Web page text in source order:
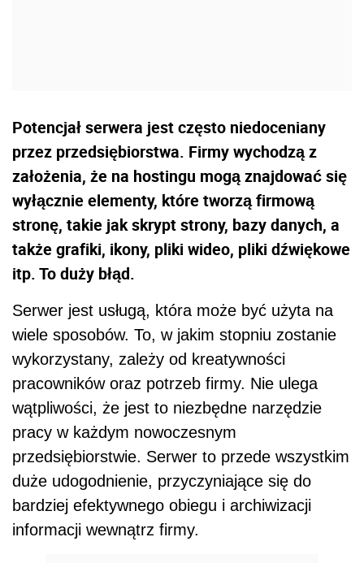
Potencjał serwera jest często niedoceniany
przez przedsiębiorstwa. Firmy wychodzą z
założenia, że na hostingu mogą znajdować się
wyłącznie elementy, które tworzą firmową
stronę, takie jak skrypt strony, bazy danych, a
także grafiki, ikony, pliki wideo, pliki dźwiękowe
itp. To duży błąd.
Serwer jest usługą, która może być użyta na
wiele sposobów. To, w jakim stopniu zostanie
wykorzystany, zależy od kreatywności
pracowników oraz potrzeb firmy. Nie ulega
wątpliwości, że jest to niezbędne narzędzie
pracy w każdym nowoczesnym
przedsiębiorstwie. Serwer to przede wszystkim
duże udogodnienie, przyczyniające się do
bardziej efektywnego obiegu i archiwizacji
informacji wewnątrz firmy.